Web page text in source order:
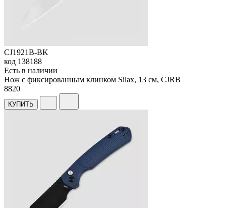
CJ1921B-BK
код 138188
Есть в наличии
Нож с фиксированным клинком Silax, 13 см, CJRB
8820
КУПИТЬ